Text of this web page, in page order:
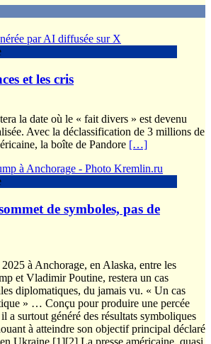
et les cris
la date où le « fait divers » est devenu
Avec la déclassification de 3 millions de
la boîte de Pandore […]
de symboles, pas de
à Anchorage, en Alaska, entre les
et Vladimir Poutine, restera un cas
diplomatiques, du jamais vu. « Un cas
» … Conçu pour produire une percée
a surtout généré des résultats symboliques
à atteindre son objectif principal déclaré
Ukraine.[1][2] La presse américaine, quasi